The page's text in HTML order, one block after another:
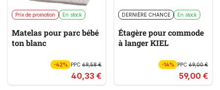
Prix de promotion En stock
Matelas pour parc bébé
ton blanc
-42% PPC 69,58 €
40,33 €
DERNIÈRE CHANCE En stock
Étagère pour commode
à langer KIEL
-14% PPC69,00 €
59,00 €